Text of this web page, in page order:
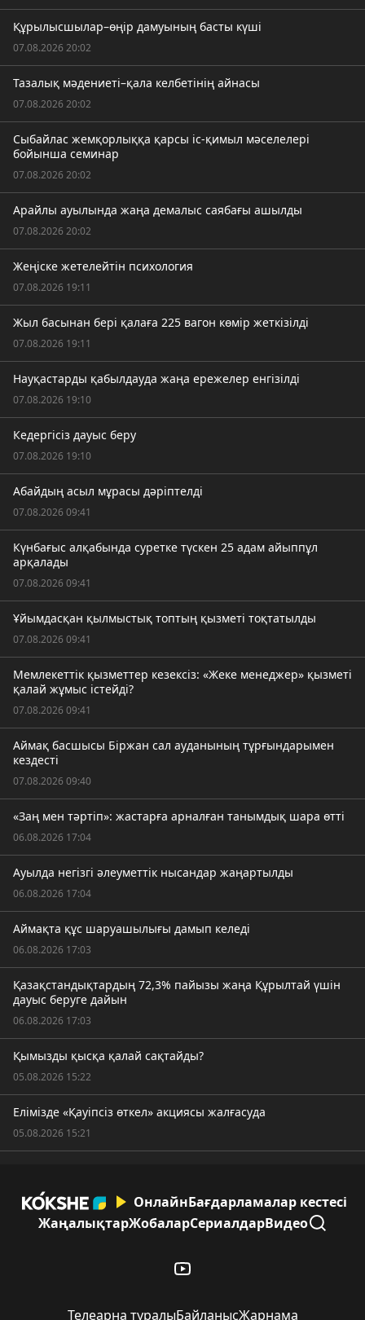
Құрылысшылар–өңір дамуының басты күші
07.08.2026 20:02
Тазалық мәдениеті–қала келбетінің айнасы
07.08.2026 20:02
Сыбайлас жемқорлыққа қарсы іс-қимыл мәселелері
бойынша семинар
07.08.2026 20:02
Арайлы ауылында жаңа демалыс саябағы ашылды
07.08.2026 20:02
Жеңіске жетелейтін психология
07.08.2026 19:11
Жыл басынан бері қалаға 225 вагон көмір жеткізілді
07.08.2026 19:11
Науқастарды қабылдауда жаңа ережелер енгізілді
07.08.2026 19:10
Кедергісіз дауыс беру
07.08.2026 19:10
Абайдың асыл мұрасы дәріптелді
07.08.2026 09:41
Күнбағыс алқабында суретке түскен 25 адам айыппұл
арқалады
07.08.2026 09:41
Ұйымдасқан қылмыстық топтың қызметі тоқтатылды
07.08.2026 09:41
Мемлекеттік қызметтер кезексіз: «Жеке менеджер» қызметі
қалай жұмыс істейді?
07.08.2026 09:41
Аймақ басшысы Біржан сал ауданының тұрғындарымен
кездесті
07.08.2026 09:40
«Заң мен тәртіп»: жастарға арналған танымдық шара өтті
06.08.2026 17:04
Ауылда негізгі әлеуметтік нысандар жаңартылды
06.08.2026 17:04
Аймақта құс шаруашылығы дамып келеді
06.08.2026 17:03
Қазақстандықтардың 72,3% пайызы жаңа Құрылтай үшін
дауыс беруге дайын
06.08.2026 17:03
Қымызды қысқа қалай сақтайды?
05.08.2026 15:22
Елімізде «Қауіпсіз өткел» акциясы жалғасуда
05.08.2026 15:21
ОнлайнБағдарламалар кестесі
ЖаңалықтарЖобаларСериалдарВидео
Телеарна туралыБайланысЖарнама